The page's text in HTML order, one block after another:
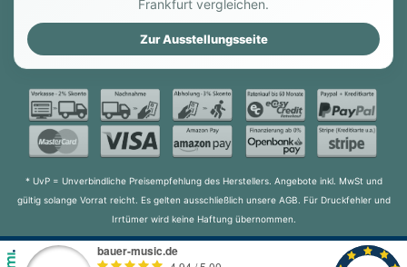
Frankfurt vergleichen.
Zur Ausstellungsseite
* UvP = Unverbindliche Preisempfehlung des Herstellers. Angebote inkl. MwSt und
gültig solange Vorrat reicht. Es gelten ausschließlich unsere AGB. Für Druckfehler und
Irrtümer wird keine Haftung übernommen.